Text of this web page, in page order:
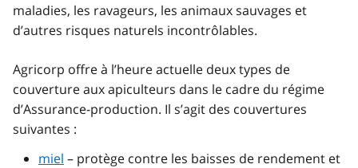
maladies, les ravageurs, les animaux sauvages et
d’autres risques naturels incontrôlables.
Agricorp offre à l’heure actuelle deux types de
couverture aux apiculteurs dans le cadre du régime
d’Assurance-production. Il s’agit des couvertures
suivantes :
miel – protège contre les baisses de rendement et